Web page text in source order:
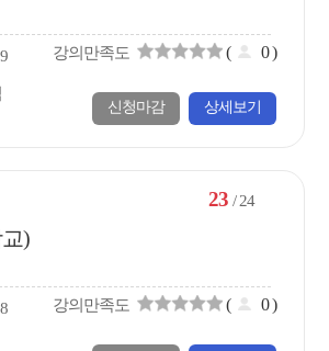
강의만족도 ( 0)
신청마감 상세보기
)
강의만족도 ( 0)
23 / 24